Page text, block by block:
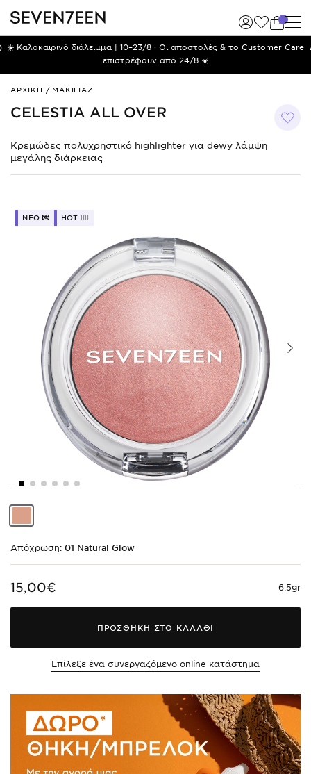
☀️ Καλοκαιρινό διάλειμμα | 10–23/8 · Οι αποστολές & το Customer Care
επιστρέφουν από 24/8 ☀️
ΑΡΧΙΚΗ / ΜΑΚΙΓΙΑΖ
All
Over
CELESTIA ALL OVER
Κρεμώδες πολυχρηστικό highlighter για dewy λάμψη
μεγάλης διάρκειας
ΝΕO 💌 HOT ❤️‍🔥
Shade
01
Απόχρωση: 01 Natural Glow
15,00€ 6.5gr
ΠΡΟΣΘΗΚΗ ΣΤΟ ΚΑΛΑΘΙ
Επίλεξε ένα συνεργαζόμενο online κατάστημα